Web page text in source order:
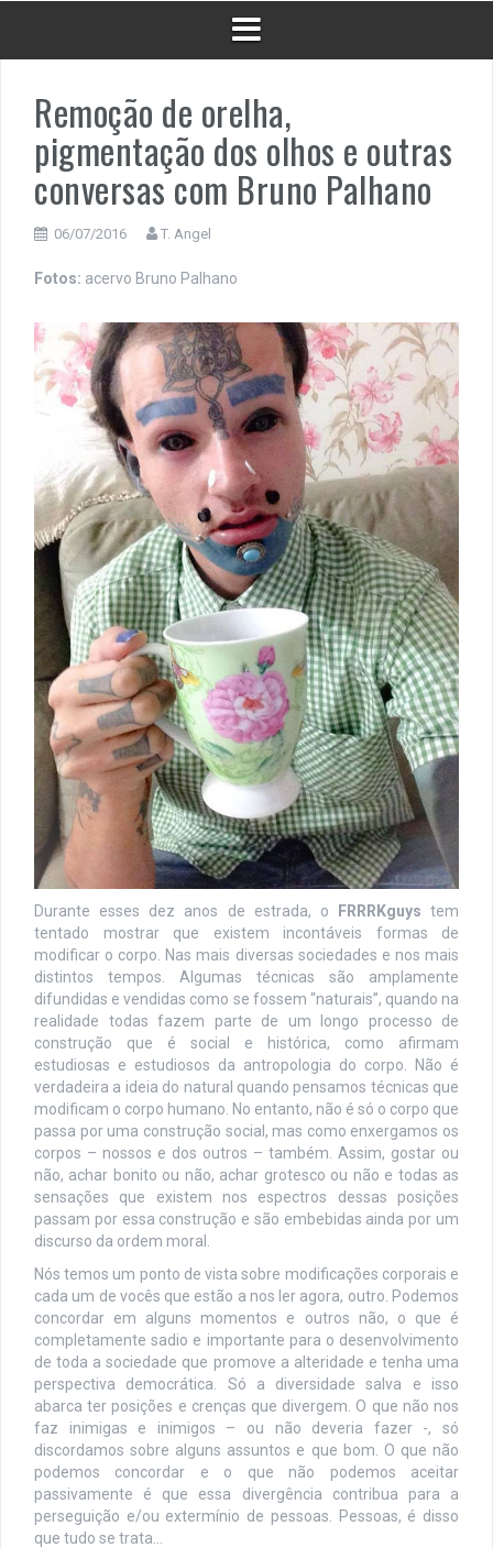
Remoção de orelha,
pigmentação dos olhos e outras
conversas com Bruno Palhano
06/07/2016 T. Angel
Fotos: acervo Bruno Palhano
Durante esses dez anos de estrada, o FRRRKguys tem
tentado mostrar que existem incontáveis formas de
modificar o corpo. Nas mais diversas sociedades e nos mais
distintos tempos. Algumas técnicas são amplamente
difundidas e vendidas como se fossem “naturais”, quando na
realidade todas fazem parte de um longo processo de
construção que é social e histórica, como afirmam
estudiosas e estudiosos da antropologia do corpo. Não é
verdadeira a ideia do natural quando pensamos técnicas que
modificam o corpo humano. No entanto, não é só o corpo que
passa por uma construção social, mas como enxergamos os
corpos – nossos e dos outros – também. Assim, gostar ou
não, achar bonito ou não, achar grotesco ou não e todas as
sensações que existem nos espectros dessas posições
passam por essa construção e são embebidas ainda por um
discurso da ordem moral.
Nós temos um ponto de vista sobre modificações corporais e
cada um de vocês que estão a nos ler agora, outro. Podemos
concordar em alguns momentos e outros não, o que é
completamente sadio e importante para o desenvolvimento
de toda a sociedade que promove a alteridade e tenha uma
perspectiva democrática. Só a diversidade salva e isso
abarca ter posições e crenças que divergem. O que não nos
faz inimigas e inimigos – ou não deveria fazer -, só
discordamos sobre alguns assuntos e que bom. O que não
podemos concordar e o que não podemos aceitar
passivamente é que essa divergência contribua para a
perseguição e/ou extermínio de pessoas. Pessoas, é disso
que tudo se trata…